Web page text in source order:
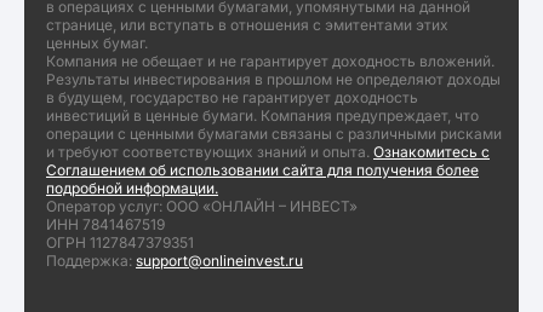
в операциях с ценными бумагами, упомянутыми на данной
странице, или вступать в отношения с эмитентами этих
ценных бумаг.
Компания не обещает и не гарантирует доходность вложений.
Результаты инвестирования в прошлом не определяют доходы
в будущем, государство не гарантирует доходность
инвестиций в ценные бумаги. Компания предупреждает, что
операции с ценными бумагами связаны с различными рисками
и требуют соответствующих знаний и опыта. Ознакомитесь с
Соглашением об использовании сайта для получения более
подробной информации.
Оператор услуг: ООО «ОНЛАЙН – ИНВЕСТ»
ИНН 7841467519
ОГРН 1127847379351
Поддержка: support@onlineinvest.ru